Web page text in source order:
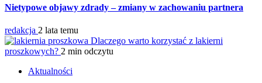
Nietypowe objawy zdrady – zmiany w zachowaniu partnera
redakcja 2 lata temu
Dlaczego warto korzystać z lakierni
proszkowych? 2 min odczytu
Aktualności